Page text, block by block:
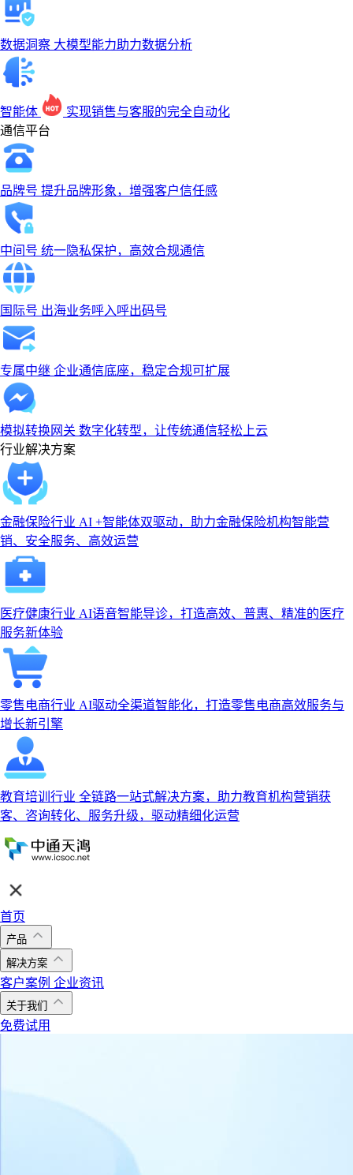
数据洞察 大模型能力助力数据分析
智能体
实现销售与客服的完全自动化
通信平台
品牌号 提升品牌形象，增强客户信任感
中间号 统一隐私保护，高效合规通信
国际号 出海业务呼入呼出码号
专属中继 企业通信底座，稳定合规可扩展
模拟转换网关 数字化转型，让传统通信轻松上云
行业解决方案
金融保险行业 AI +智能体双驱动，助力金融保险机构智能营
销、安全服务、高效运营
医疗健康行业 AI语音智能导诊，打造高效、普惠、精准的医疗
服务新体验
零售电商行业 AI驱动全渠道智能化，打造零售电商高效服务与
增长新引擎
教育培训行业 全链路一站式解决方案，助力教育机构营销获
客、咨询转化、服务升级，驱动精细化运营
首页
产品
解决方案
客户案例 企业资讯
关于我们
免费试用